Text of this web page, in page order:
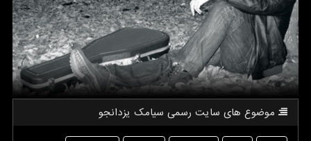
موضوع های سایت رسمی سیامك یزدانجو